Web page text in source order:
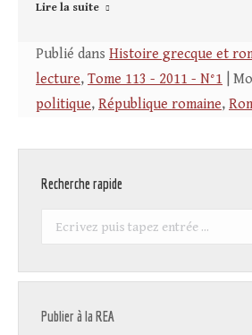
Lire la suite
Publié dans Histoire grecque et
lecture, Tome 113 - 2011 - N°1 |
politique, République romaine,
Recherche rapide
Recherche
Publier à la REA